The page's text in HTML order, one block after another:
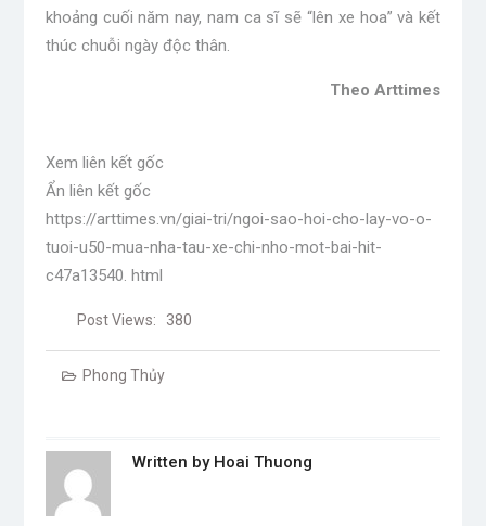
khoảng cuối năm nay, nam ca sĩ sẽ “lên xe hoa” và kết
thúc chuỗi ngày độc thân.
Theo Arttimes
Xem liên kết gốc
Ẩn liên kết gốc
https://arttimes.vn/giai-tri/ngoi-sao-hoi-cho-lay-vo-o-
tuoi-u50-mua-nha-tau-xe-chi-nho-mot-bai-hit-
c47a13540. html
Post Views: 380
Phong Thủy
Written by Hoai Thuong